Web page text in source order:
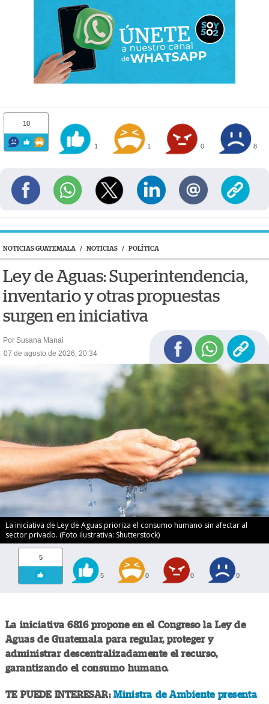
10
1 1 0 8
NOTICIAS GUATEMALA / NOTICIAS / POLÍTICA
Ley de Aguas: Superintendencia,
inventario y otras propuestas
surgen en iniciativa
Por Susana Manai
07 de agosto de 2026, 20:34
La iniciativa de Ley de Aguas prioriza el consumo humano sin afectar al
sector privado. (Foto ilustrativa: Shutterstock)
5
5 0 0 0
La iniciativa 6816 propone en el Congreso la Ley de
Aguas de Guatemala para regular, proteger y
administrar descentralizadamente el recurso,
garantizando el consumo humano.
TE PUEDE INTERESAR:Ministra de Ambiente presenta